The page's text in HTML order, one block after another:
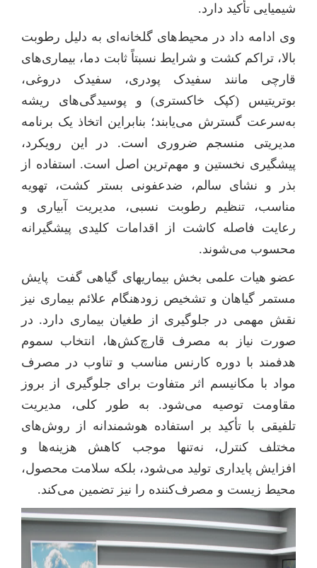
شیمیایی تأکید دارد.
وی ادامه داد در محیط‌های گلخانه‌ای به دلیل رطوبت
بالا، تراکم کشت و شرایط نسبتاً ثابت دما، بیماری‌های
قارچی مانند سفیدک پودری، سفیدک دروغی،
بوتریتیس (کپک خاکستری) و پوسیدگی‌های ریشه
به‌سرعت گسترش می‌یابند؛ بنابراین اتخاذ یک برنامه
مدیریتی منسجم ضروری است. در این رویکرد،
پیشگیری نخستین و مهم‌ترین اصل است. استفاده از
بذر و نشای سالم، ضدعفونی بستر کشت، تهویه
مناسب، تنظیم رطوبت نسبی، مدیریت آبیاری و
رعایت فاصله کاشت از اقدامات کلیدی پیشگیرانه
محسوب می‌شوند.
عضو هیات علمی بخش بیماریهای گیاهی گفت پایش
مستمر گیاهان و تشخیص زودهنگام علائم بیماری نیز
نقش مهمی در جلوگیری از طغیان بیماری دارد. در
صورت نیاز به مصرف قارچ‌کش‌ها، انتخاب سموم
هدفمند با دوره کارنس مناسب و تناوب در مصرف
مواد با مکانیسم اثر متفاوت برای جلوگیری از بروز
مقاومت توصیه می‌شود. به طور کلی، مدیریت
تلفیقی با تأکید بر استفاده هوشمندانه از روش‌های
مختلف کنترل، نه‌تنها موجب کاهش هزینه‌ها و
افزایش پایداری تولید می‌شود، بلکه سلامت محصول،
محیط زیست و مصرف‌کننده را نیز تضمین می‌کند.